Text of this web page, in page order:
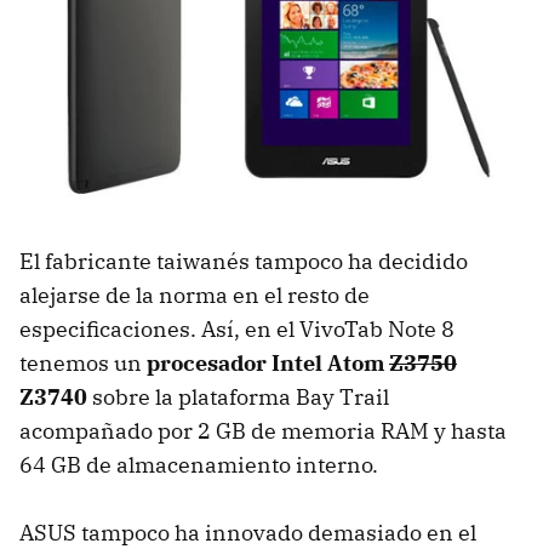
El fabricante taiwanés tampoco ha decidido
alejarse de la norma en el resto de
especificaciones. Así, en el VivoTab Note 8
tenemos un procesador Intel AtomZ3750
Z3740 sobre la plataforma Bay Trail
acompañado por 2 GB de memoria RAM y hasta
64 GB de almacenamiento interno.
ASUS tampoco ha innovado demasiado en el